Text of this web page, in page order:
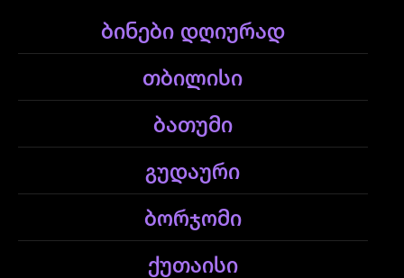
ბინები დღიურად
თბილისი
ბათუმი
გუდაური
ბორჯომი
ქუთაისი